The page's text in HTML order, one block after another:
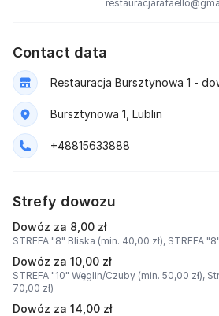
Contact data
Restauracja Bursztynowa 1 -
Bursztynowa 1, Lublin
+48815633888
Strefy dowozu
Dowóz za 8,00 zł
STREFA "8" Bliska (min. 40,00 zł), STREFA
Dowóz za 10,00 zł
STREFA "10" Węglin/Czuby (min. 50,00 zł),
70,00 zł)
Dowóz za 14,00 zł